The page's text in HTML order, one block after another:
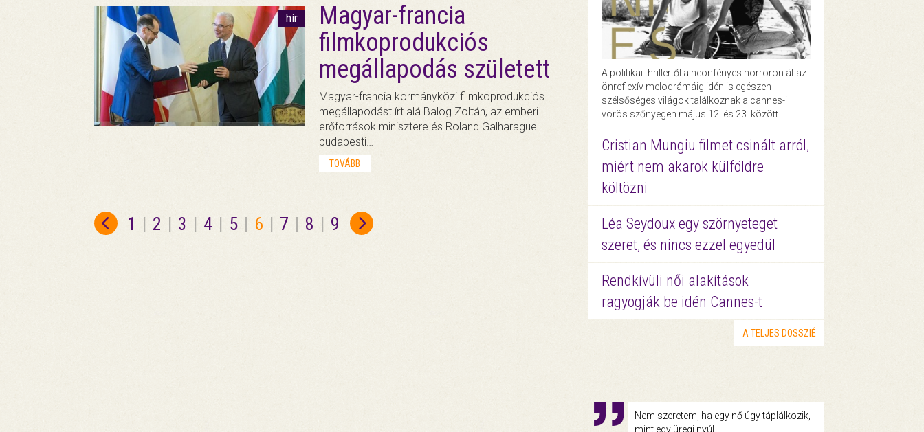
hír
Magyar-francia
filmkoprodukciós
megállapodás született
Magyar-francia kormányközi filmkoprodukciós
megállapodást írt alá Balog Zoltán, az emberi
erőforrások minisztere és Roland Galharague
budapesti…
TOVÁBB
1 | 2 | 3 | 4 | 5 | 6 | 7 | 8 | 9
A politikai thrillertől a neonfényes horroron át az
önreflexív melodrámáig idén is egészen
szélsőséges világok találkoznak a cannes-i
vörös szőnyegen május 12. és 23. között.
Cristian Mungiu filmet csinált arról,
miért nem akarok külföldre
költözni
Léa Seydoux egy szörnyeteget
szeret, és nincs ezzel egyedül
Rendkívüli női alakítások
ragyogják be idén Cannes-t
A TELJES DOSSZIÉ
Nem szeretem, ha egy nő úgy táplálkozik,
mint egy üregi nyúl.